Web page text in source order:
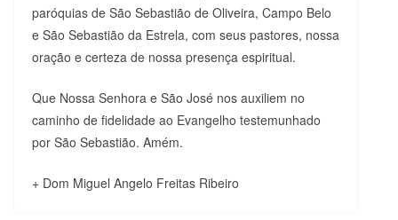
paróquias de São Sebastião de Oliveira, Campo Belo
e São Sebastião da Estrela, com seus pastores, nossa
oração e certeza de nossa presença espiritual.
Que Nossa Senhora e São José nos auxiliem no
caminho de fidelidade ao Evangelho testemunhado
por São Sebastião. Amém.
+ Dom Miguel Angelo Freitas Ribeiro